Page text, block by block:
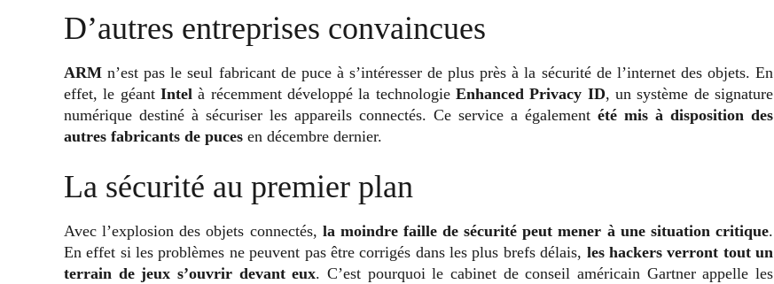
D’autres entreprises convaincues
ARM n’est pas le seul fabricant de puce à s’intéresser de plus près à la sécurité de l’internet des objets. En
effet, le géant Intel à récemment développé la technologie Enhanced Privacy ID, un système de signature
numérique destiné à sécuriser les appareils connectés. Ce service a également été mis à disposition des
autres fabricants de puces en décembre dernier.
La sécurité au premier plan
Avec l’explosion des objets connectés, la moindre faille de sécurité peut mener à une situation critique.
En effet si les problèmes ne peuvent pas être corrigés dans les plus brefs délais, les hackers verront tout un
terrain de jeux s’ouvrir devant eux. C’est pourquoi le cabinet de conseil américain Gartner appelle les